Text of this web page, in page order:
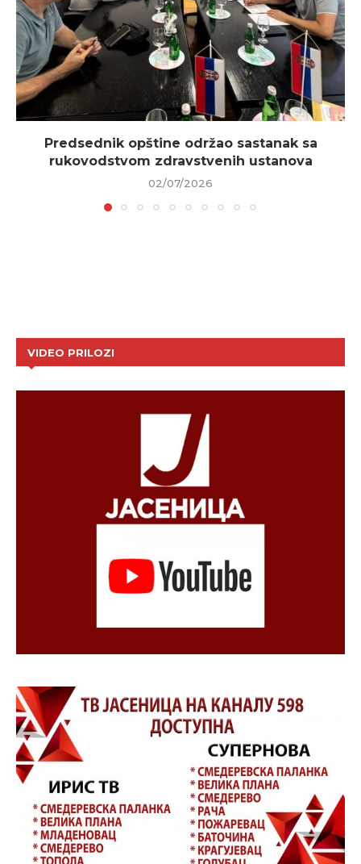
Predsednik opštine održao sastanak sa
rukovodstvom zdravstvenih ustanova
02/07/2026
VIDEO PRILOZI